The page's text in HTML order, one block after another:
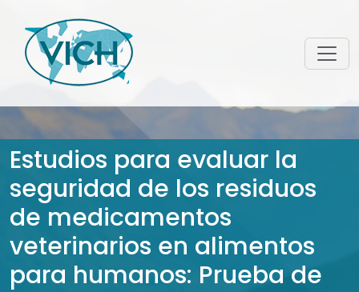
Estudios para evaluar la
seguridad de los residuos
de medicamentos
veterinarios en alimentos
para humanos: Prueba de